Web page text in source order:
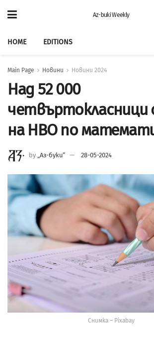
Az-buki Weekly
HOME EDITIONS
Main Page Новини Новини 2024
Над 52 000
четвъртокласници
на НВО по
by „Аз-буки“ 28-05-2024
Снимка – Pixabay